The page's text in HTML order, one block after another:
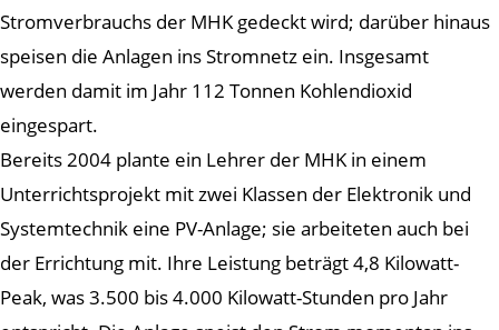
Stromverbrauchs der MHK gedeckt wird; darüber hinaus
speisen die Anlagen ins Stromnetz ein. Insgesamt
werden damit im Jahr 112 Tonnen Kohlendioxid
eingespart.
Bereits 2004 plante ein Lehrer der MHK in einem
Unterrichtsprojekt mit zwei Klassen der Elektronik und
Systemtechnik eine PV-Anlage; sie arbeiteten auch bei
der Errichtung mit. Ihre Leistung beträgt 4,8 Kilowatt-
Peak, was 3.500 bis 4.000 Kilowatt-Stunden pro Jahr